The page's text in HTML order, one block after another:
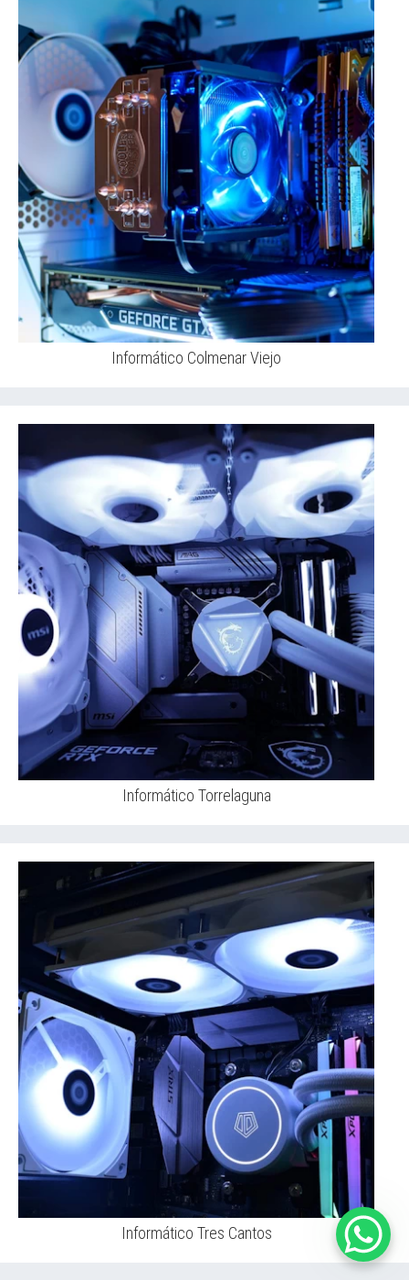
Informático Colmenar Viejo
Informático Torrelaguna
Informático Tres Cantos